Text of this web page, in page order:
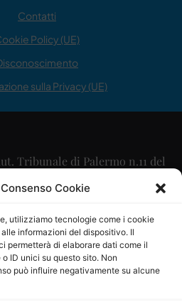
Cookie
utilizziamo tecnologie come i cookie
informazioni del dispositivo. Il
permetterà di elaborare dati come il
ID unici su questo sito. Non
può influire negativamente su alcune
Contatti
Policy (UE)
sulla Privacy (UE)
Tribunale di Palermo n.11 del
09/2015
Maurizio Scaglione
Maria Calabrese